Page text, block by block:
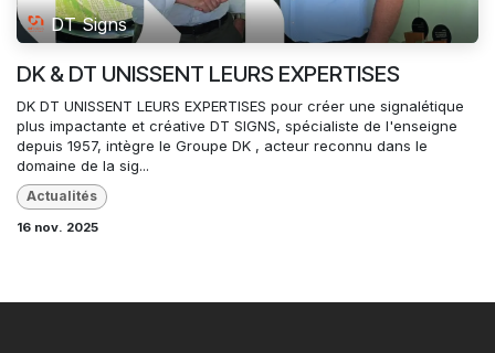
DT Signs
DK & DT UNISSENT LEURS EXPERTISES
DK DT UNISSENT LEURS EXPERTISES pour créer une signalétique
plus impactante et créative DT SIGNS, spécialiste de l'enseigne
depuis 1957, intègre le Groupe DK , acteur reconnu dans le
domaine de la sig...
Actualités
16 nov. 2025